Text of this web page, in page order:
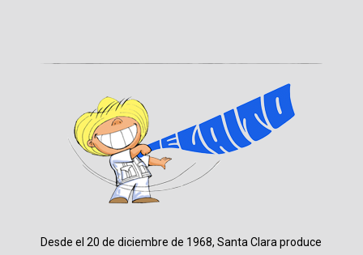
Desde el 20 de diciembre de 1968, Santa Clara produce